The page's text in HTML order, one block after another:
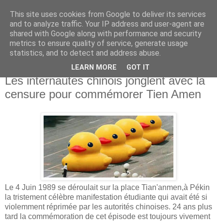
Le VPN: Blog en Français
www.levpn.fr
Friday, June 7, 2013
Les internautes chinois jonglent avec la
censure pour commémorer Tien Amen
Le 4 Juin 1989 se déroulait sur la place Tian'anmen,à Pékin
la tristement célèbre manifestation étudiante qui avait été si
violemment réprimée par les autorités chinoises. 24 ans plus
tard la commémoration de cet épisode est toujours vivement
This site uses cookies from Google to deliver its services
and to analyze traffic. Your IP address and user-agent are
shared with Google along with performance and security
metrics to ensure quality of service, generate usage
statistics, and to detect and address abuse.
LEARN MORE GOT IT